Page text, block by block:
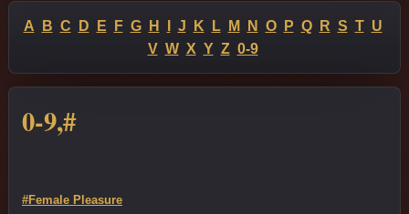
A B C D E F G H J K L M N O P Q R S T U
V W X Y Z 0-9
0-9,#
#Female Pleasure